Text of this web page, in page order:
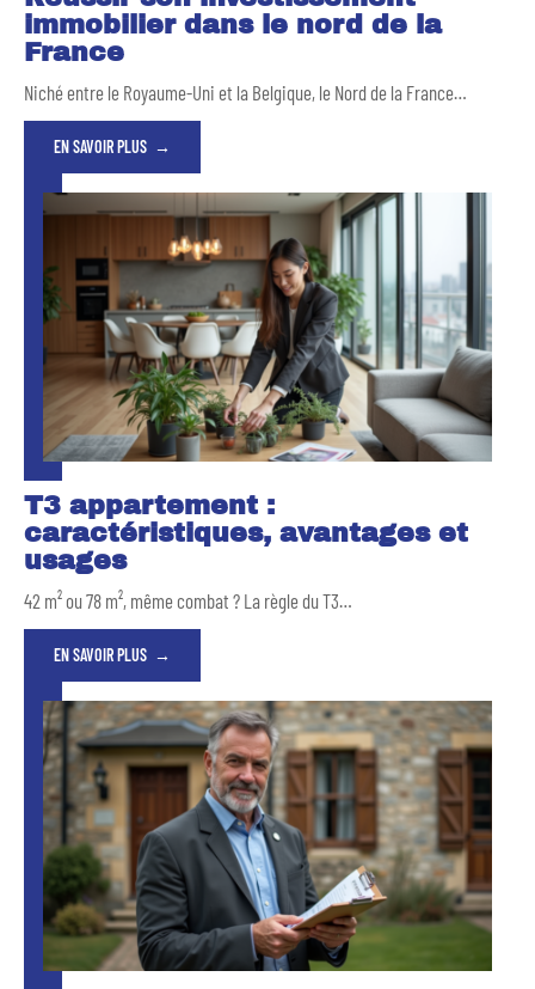
immobilier dans le nord de la
France
Niché entre le Royaume-Uni et la Belgique, le Nord de la France…
EN SAVOIR PLUS
T3 appartement :
caractéristiques, avantages et
usages
42 m² ou 78 m², même combat ? La règle du T3…
EN SAVOIR PLUS